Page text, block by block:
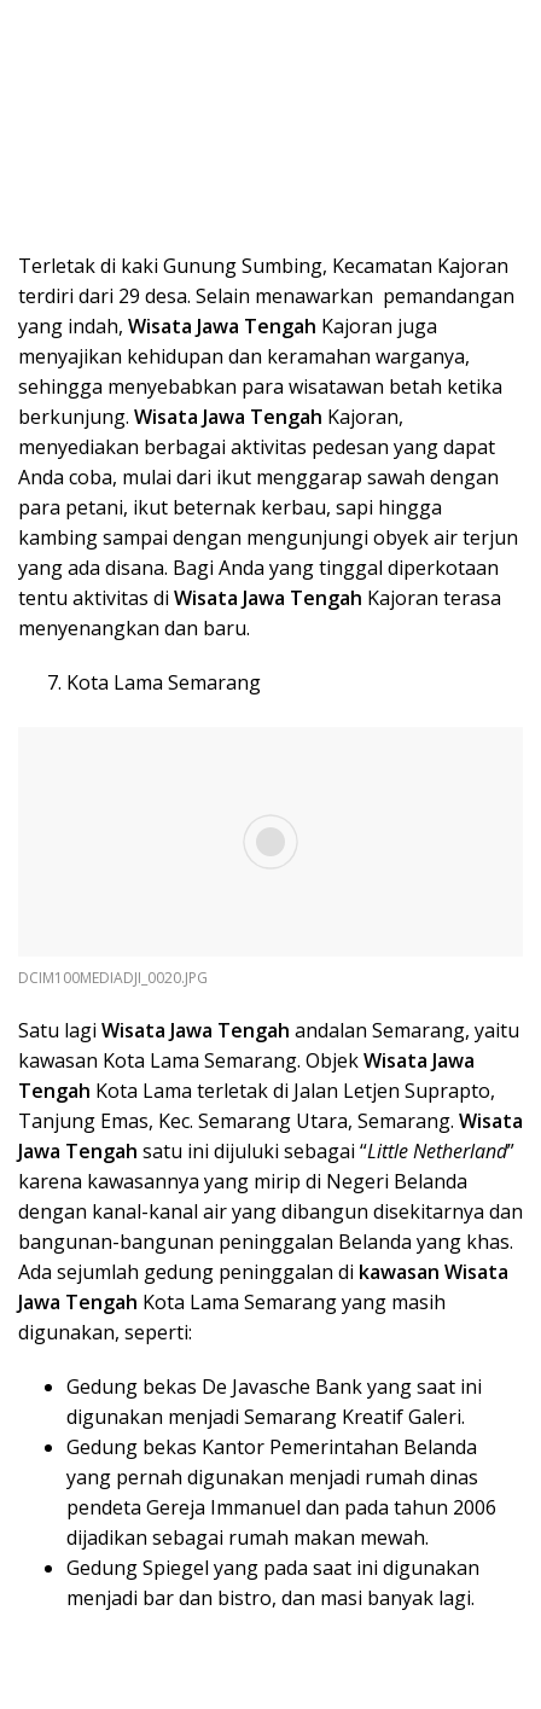
Terletak di kaki Gunung Sumbing, Kecamatan Kajoran
terdiri dari 29 desa. Selain menawarkan pemandangan
yang indah, Wisata Jawa Tengah Kajoran juga
menyajikan kehidupan dan keramahan warganya,
sehingga menyebabkan para wisatawan betah ketika
berkunjung. Wisata Jawa Tengah Kajoran,
menyediakan berbagai aktivitas pedesan yang dapat
Anda coba, mulai dari ikut menggarap sawah dengan
para petani, ikut beternak kerbau, sapi hingga
kambing sampai dengan mengunjungi obyek air terjun
yang ada disana. Bagi Anda yang tinggal diperkotaan
tentu aktivitas di Wisata Jawa Tengah Kajoran terasa
menyenangkan dan baru.
Kota Lama Semarang
DCIM100MEDIADJI_0020.JPG
Satu lagi Wisata Jawa Tengah andalan Semarang, yaitu
kawasan Kota Lama Semarang. ObjekWisata Jawa
Tengah Kota Lama terletak di Jalan Letjen Suprapto,
Tanjung Emas, Kec. Semarang Utara, Semarang. Wisata
Jawa Tengah satu ini dijuluki sebagai “Little Netherland”
karena kawasannya yang mirip di Negeri Belanda
dengan kanal-kanal air yang dibangun disekitarnya dan
bangunan-bangunan peninggalan Belanda yang khas.
Ada sejumlah gedung peninggalan di kawasan Wisata
Jawa Tengah Kota Lama Semarang yang masih
digunakan, seperti:
Gedung bekas De Javasche Bank yang saat ini
digunakan menjadi Semarang Kreatif Galeri.
Gedung bekas Kantor Pemerintahan Belanda
yang pernah digunakan menjadi rumah dinas
pendeta Gereja Immanuel dan pada tahun 2006
dijadikan sebagai rumah makan mewah.
Gedung Spiegel yang pada saat ini digunakan
menjadi bar dan bistro, dan masi banyak lagi.